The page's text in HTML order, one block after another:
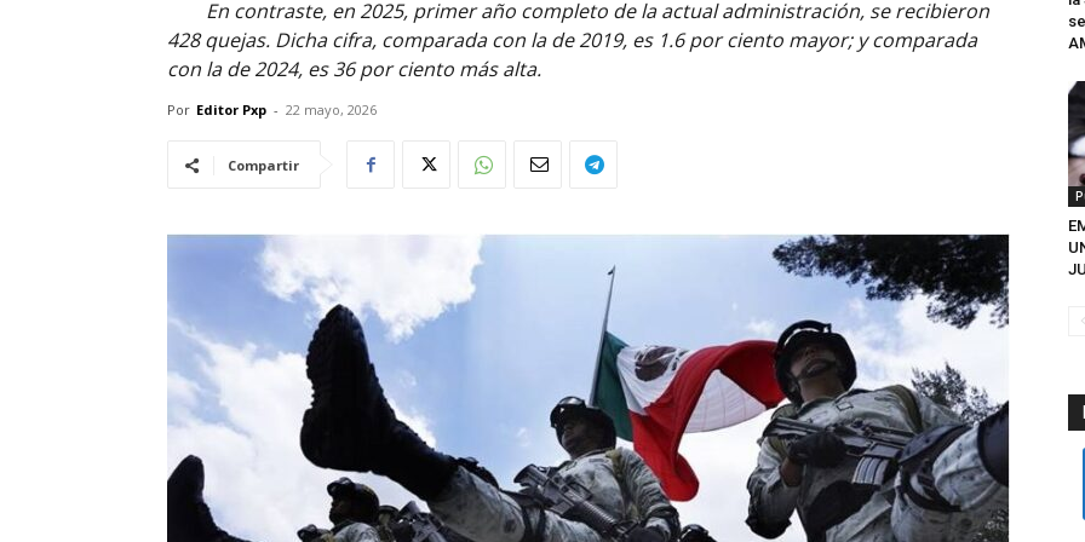
En contraste, en 2025, primer año completo de la actual administración, se recibieron
428 quejas. Dicha cifra, comparada con la de 2019, es 1.6 por ciento mayor; y comparada
con la de 2024, es 36 por ciento más alta.
Por Editor Pxp - 22 mayo, 2026
Compartir